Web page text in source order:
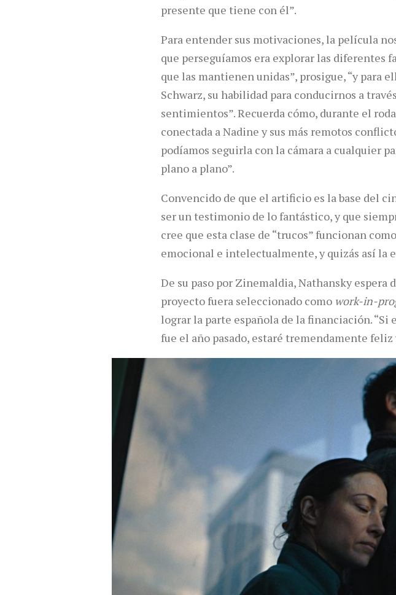
presente que tiene con él”.
Para entender sus motivaciones, la película
que perseguíamos era explorar las diferentes
que las mantienen unidas”, prosigue, “y para
Schwarz, su habilidad para conducirnos a
sentimientos”. Recuerda cómo, durante el
conectada a Nadine y sus más remotos
podíamos seguirla con la cámara a cualquier
plano a plano”.
Convencido de que el artificio es la base del
ser un testimonio de lo fantástico, y que
cree que esta clase de “trucos” funcionan
emocional e intelectualmente, y quizás así la
De su paso por Zinemaldia, Nathansky espera
proyecto fuera seleccionado como work-in-
lograr la parte española de la financiación.
fue el año pasado, estaré tremendamente feliz